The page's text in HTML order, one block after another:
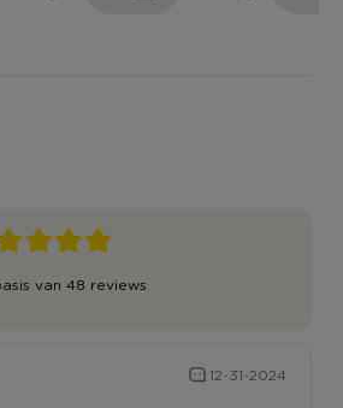
van 48 reviews
12-31-2024